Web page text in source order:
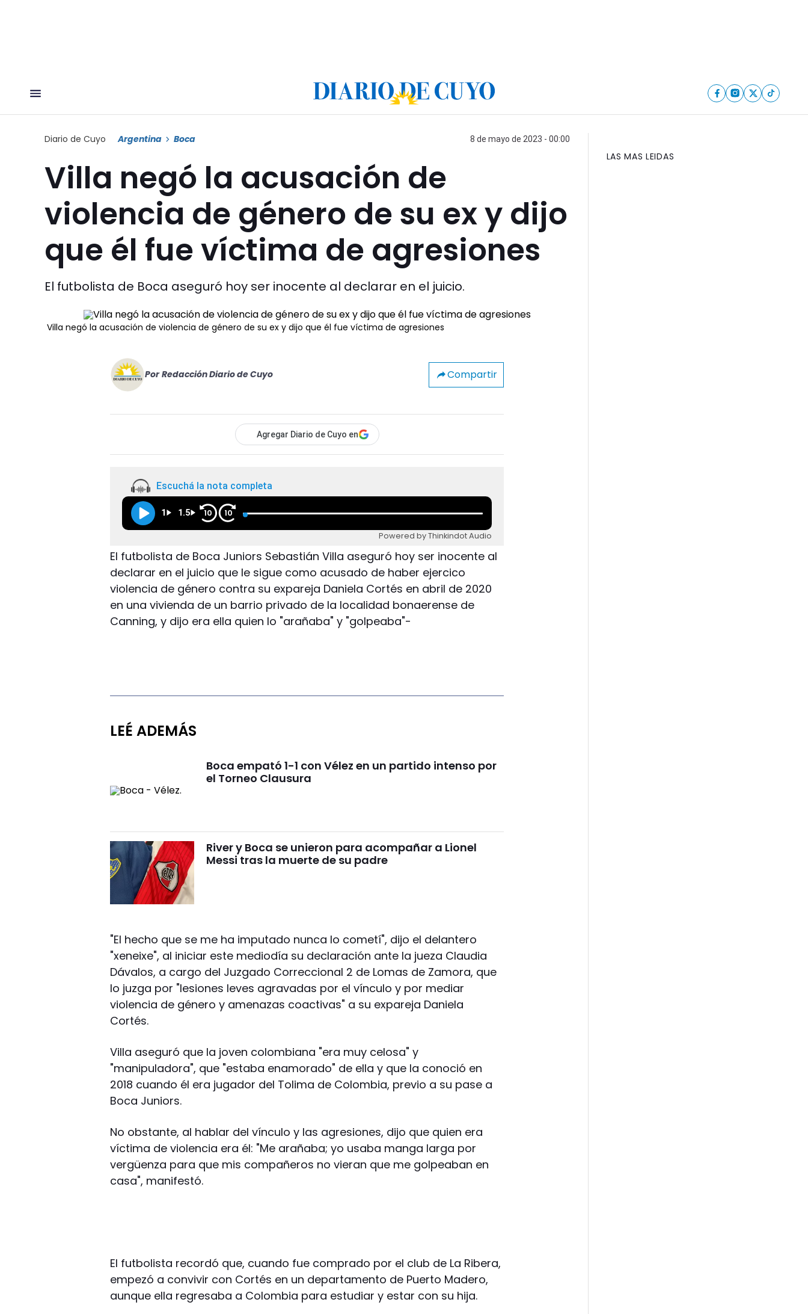
Diario de Cuyo Argentina Boca 8 de mayo de 2023 - 00:00
Villa negó la acusación de
violencia de género de su ex y dijo
que él fue víctima de agresiones
El futbolista de Boca aseguró hoy ser inocente al declarar en el juicio.
Villa negó la acusación de violencia de género de su ex y dijo que él fue víctima de agresiones
Por Redacción Diario de Cuyo Compartir
Agregar Diario de Cuyo en
Escuchá la nota completa
1 1.5 10 10
Powered by Thinkindot Audio
El futbolista de Boca Juniors Sebastián Villa aseguró hoy ser inocente al
declarar en el juicio que le sigue como acusado de haber ejercico
violencia de género contra su expareja Daniela Cortés en abril de 2020
en una vivienda de un barrio privado de la localidad bonaerense de
Canning, y dijo era ella quien lo "arañaba" y "golpeaba"-
LEÉ ADEMÁS
Boca empató 1-1 con Vélez en un partido intenso por
el Torneo Clausura
River y Boca se unieron para acompañar a Lionel
Messi tras la muerte de su padre
"El hecho que se me ha imputado nunca lo cometí", dijo el delantero
"xeneixe", al iniciar este mediodía su declaración ante la jueza Claudia
Dávalos, a cargo del Juzgado Correccional 2 de Lomas de Zamora, que
lo juzga por "lesiones leves agravadas por el vínculo y por mediar
violencia de género y amenazas coactivas" a su expareja Daniela
Cortés.
Villa aseguró que la joven colombiana "era muy celosa" y
"manipuladora", que "estaba enamorado" de ella y que la conoció en
2018 cuando él era jugador del Tolima de Colombia, previo a su pase a
Boca Juniors.
No obstante, al hablar del vínculo y las agresiones, dijo que quien era
víctima de violencia era él: "Me arañaba; yo usaba manga larga por
vergüenza para que mis compañeros no vieran que me golpeaban en
casa", manifestó.
El futbolista recordó que, cuando fue comprado por el club de La Ribera,
empezó a convivir con Cortés en un departamento de Puerto Madero,
aunque ella regresaba a Colombia para estudiar y estar con su hija.
LAS MAS LEIDAS